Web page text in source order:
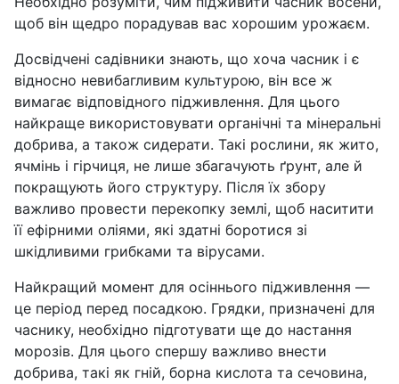
щоб він щедро порадував вас хорошим урожаєм.
Досвідчені садівники знають, що хоча часник і є
відносно невибагливим культурою, він все ж
вимагає відповідного підживлення. Для цього
найкраще використовувати органічні та мінеральні
добрива, а також сидерати. Такі рослини, як жито,
ячмінь і гірчиця, не лише збагачують ґрунт, але й
покращують його структуру. Після їх збору
важливо провести перекопку землі, щоб наситити
її ефірними оліями, які здатні боротися зі
шкідливими грибками та вірусами.
Найкращий момент для осіннього підживлення —
це період перед посадкою. Грядки, призначені для
часнику, необхідно підготувати ще до настання
морозів. Для цього спершу важливо внести
добрива, такі як гній, борна кислота та сечовина,